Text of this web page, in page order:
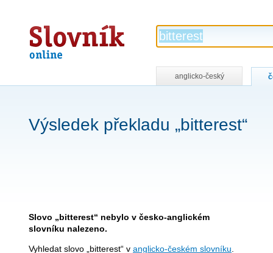
Slovník
online
anglicko-český
Výsledek překladu „bitterest“
Slovo „bitterest“ nebylo v česko-anglickém
slovníku nalezeno.
Vyhledat slovo „bitterest“ v anglicko-českém slovníku